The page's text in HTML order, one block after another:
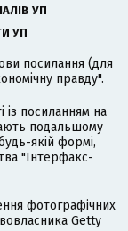
УП
УП
посилання (для
правду".
із посиланням на
подальшому
якій формі,
"Інтерфакс-
фотографічних
Getty